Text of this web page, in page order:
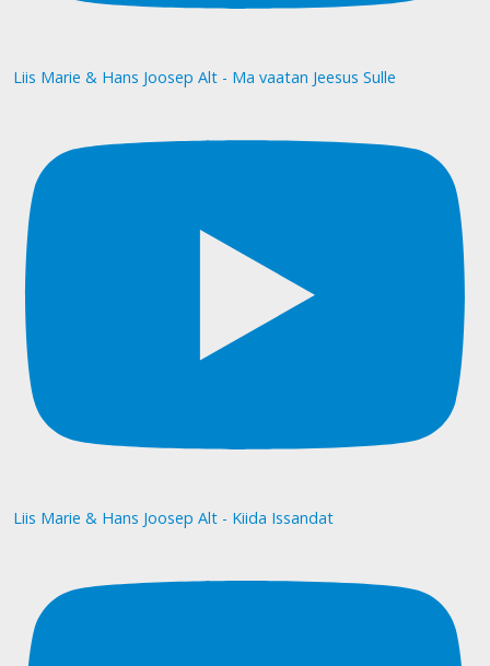
Liis Marie & Hans Joosep Alt - Ma vaatan Jeesus Sulle
Liis Marie & Hans Joosep Alt - Kiida Issandat